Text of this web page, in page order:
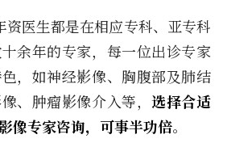
资医生都是在相应专科、亚专科
余年的专家，每一位出诊专家
，如神经影像、胸腹部及肺结
、肿瘤影像介入等，选择合适
像专家咨询，可事半功倍。